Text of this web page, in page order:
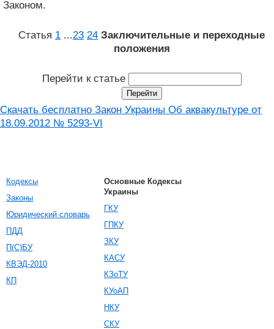
Законом.
Статья 1 ...23 24 Заключительные и переходные
положения
Перейти к статье
Скачать бесплатно Закон Украины Об аквакультуре от
18.09.2012 № 5293-VI
Кодексы
Законы
Юридический словарь
ПДД
П(С)БУ
КВЭД-2010
КП
Основные Кодексы
Украины
ГКУ
ГПКУ
ЗКУ
КАСУ
КЗоТУ
КУоАП
НКУ
СКУ